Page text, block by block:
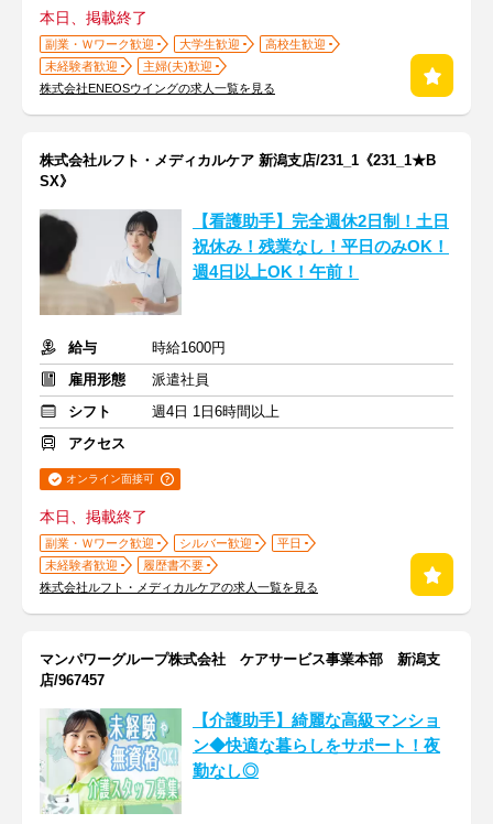
本日、掲載終了
副業・Ｗワーク歓迎 大学生歓迎
高校生歓迎
未経験者歓迎
主婦(夫)歓迎
株式会社ENEOSウイングの求人一覧を見る
株式会社ルフト・メディカルケア 新潟支店/231_1《231_1★B
SX》
【看護助手】完全週休2日制！土日
祝休み！残業なし！平日のみOK！
週4日以上OK！午前！
給与
時給1600円
雇用形態
派遣社員
シフト
週4日 1日6時間以上
アクセス
オンライン面接可
本日、掲載終了
副業・Ｗワーク歓迎 シルバー歓迎
平日
未経験者歓迎
履歴書不要
株式会社ルフト・メディカルケアの求人一覧を見る
マンパワーグループ株式会社 ケアサービス事業本部 新潟支
店/967457
【介護助手】綺麗な高級マンショ
ン◆快適な暮らしをサポート！夜
勤なし◎